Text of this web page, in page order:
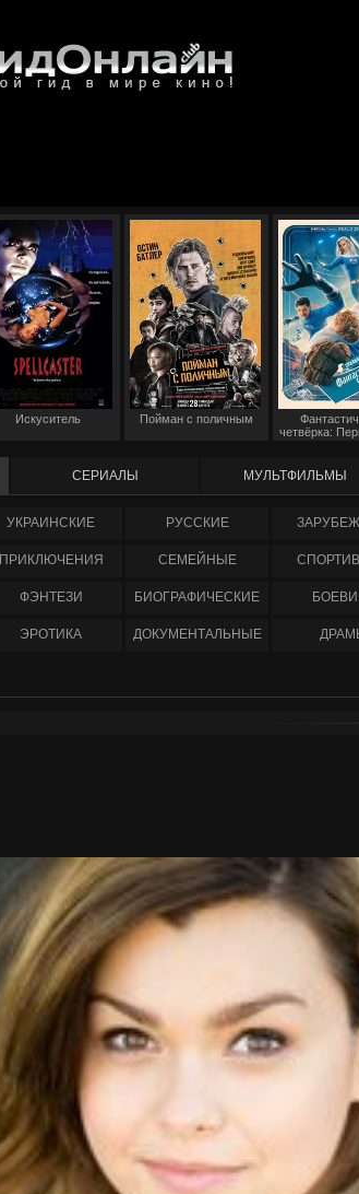
Искуситель Пойман с поличным
четвёрка:
СЕРИАЛЫ МУЛЬТФИЛЬМЫ
УКРАИНCКИЕ РУССКИЕ
ПРИКЛЮЧЕНИЯ СЕМЕЙНЫЕ
ФЭНТЕЗИ БИОГРАФИЧЕСКИЕ
ЭРОТИКА ДОКУМЕНТАЛЬНЫЕ